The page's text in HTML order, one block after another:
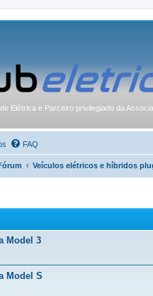
Elétrica e Parceiro privilegiado da
FAQ
Veículos elétricos e híbridos
Model 3
Model S